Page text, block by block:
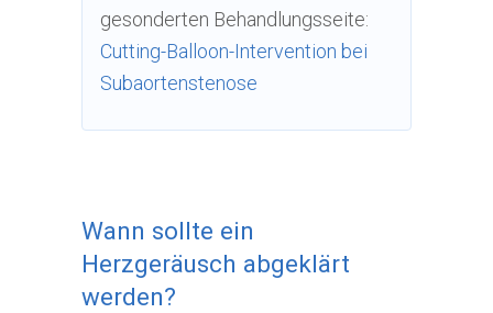
gesonderten Behandlungsseite:
Cutting-Balloon-Intervention bei
Subaortenstenose
Wann sollte ein
Herzgeräusch abgeklärt
werden?